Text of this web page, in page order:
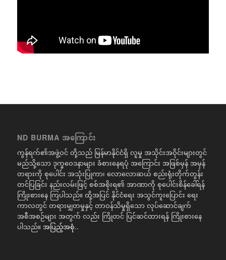
ND BURMA အကြောင်း
ကွန်ရက်၏အဖွဲ့ဝင် တို့သည် မြန်မာနိုင်ငံရှိ လူမှု အသိုင်းအဝိုင်းများတွင်
မည်သို့သော ဒုက္ခဝေဒနာများ ခံစားနေရပုံ အကြောင်း အဖြစ်မှန် အမှန်
တရားကို စုပေါင်း အသုံးပြုကာ၊ လောလောဆယ် စည်းရုံးတိုက်တွန်း
တင်ပြခြင်း နည်းလမ်းဖြင့် စစ်အစိုးရ၏ အာဏာကို စုပေါင်းစိန်ခေါ်ရန်
ကြိုးစားနေ ကြပါသည်။ ထို့အပြင် နိုင်ငံရေး အသွင်ကူးပြောင်း ရေး
ကာလတွင် တရားမျှတမှုနှင့် တာဝန်သိမှုရှိသော လုပ်ဆောင်ချက်
အစီအစဉ်များ အတွက် လည်း ကြိုတင် ပြင်ဆင်ထားရန် ကြိုးစားနေ
ပါသည်။ အပြည့်အစုံ..